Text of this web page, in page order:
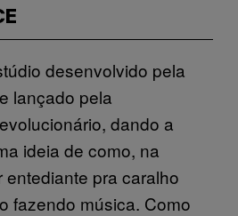
desenvolvido pela
lançado pela
dando a
ideia de como, na
pra caralho
fazendo música. Como